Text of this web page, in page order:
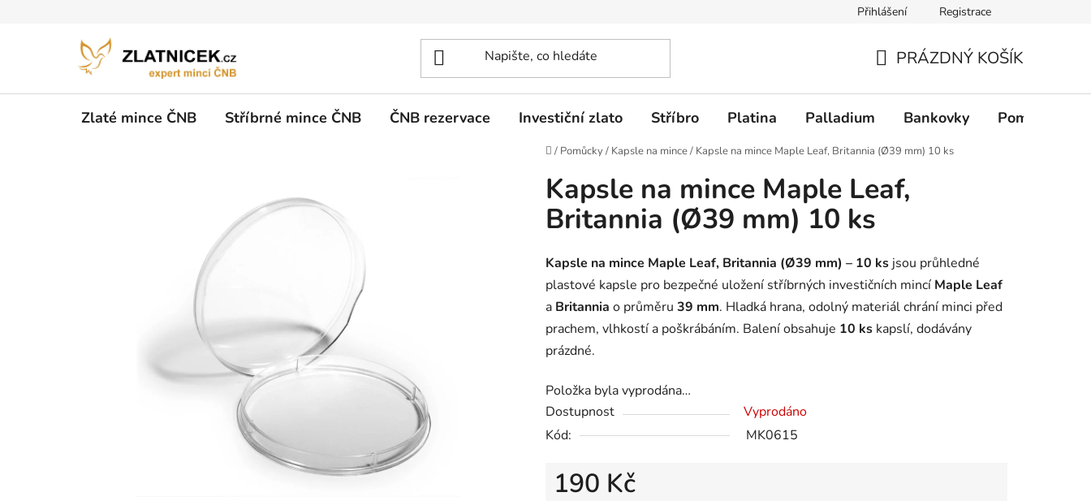
Přihlášení Registrace
PRÁZDNÝ KOŠÍK
Zlaté mince ČNB Stříbrné mince ČNB ČNB rezervace Investiční zlato Stříbro Platina Palladium Bankovky Pomůcky
Domů
/ Pomůcky/ Kapsle na mince/ Kapsle na mince Maple Leaf, Britannia (Ø39 mm) 10 ks
Kapsle na mince Maple Leaf,
Britannia (Ø39 mm) 10 ks
Kapsle na mince Maple Leaf, Britannia (Ø39 mm) – 10 ks jsou průhledné
plastové kapsle pro bezpečné uložení stříbrných investičních mincí Maple Leaf
a Britannia o průměru 39 mm. Hladká hrana, odolný materiál chrání minci před
prachem, vlhkostí a poškrábáním. Balení obsahuje 10 ks kapslí, dodávány
prázdné.
Položka byla vyprodána…
Dostupnost
Vyprodáno
Kód:
MK0615
190 Kč